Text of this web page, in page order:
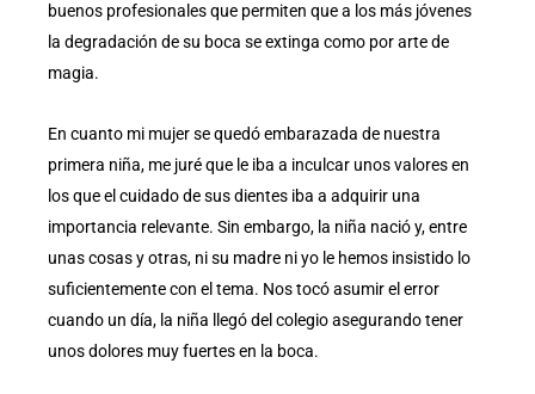
buenos profesionales que permiten que a los más jóvenes
la degradación de su boca se extinga como por arte de
magia.
En cuanto mi mujer se quedó embarazada de nuestra
primera niña, me juré que le iba a inculcar unos valores en
los que el cuidado de sus dientes iba a adquirir una
importancia relevante. Sin embargo, la niña nació y, entre
unas cosas y otras, ni su madre ni yo le hemos insistido lo
suficientemente con el tema. Nos tocó asumir el error
cuando un día, la niña llegó del colegio asegurando tener
unos dolores muy fuertes en la boca.